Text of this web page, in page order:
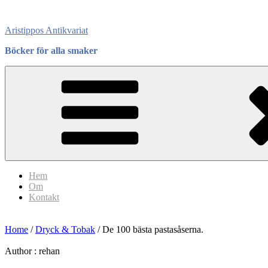
content
Aristippos Antikvariat
Böcker för alla smaker
Hem
Om
Kontakt
Home /Dryck & Tobak / De 100 bästa pastasåserna.
Author : rehan